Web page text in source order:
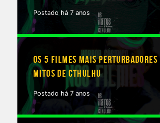
Postado há 7 anos
OS 5 FILMES MAIS PERTURBADORES |
MITOS DE CTHULHU
Postado há 7 anos